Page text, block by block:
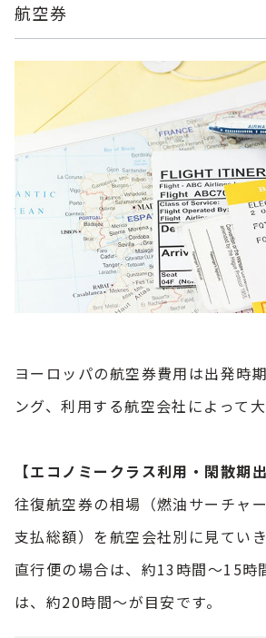
航空券
ヨーロッパの航空券費用は出発時
ング、利用する航空会社によって大
【エコノミークラス利用・閑散期
往復航空券の相場（燃油サーチャ
支払総額）を航空会社別に見ていき
直行便の場合は、約13時間～15時
は、約20時間～が目安です。